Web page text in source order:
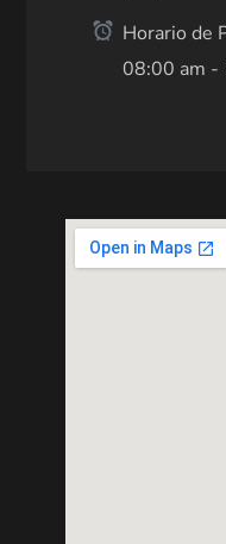
Horario de
08:00 am -